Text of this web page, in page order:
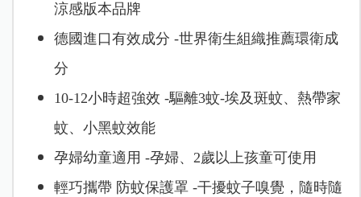
涼感版本品牌
德國進口有效成分 -世界衛生組織推薦環衛成
分
10-12小時超強效 -驅離3蚊-埃及斑蚊、熱帶家
蚊、小黑蚊效能
孕婦幼童適用 -孕婦、2歲以上孩童可使用
輕巧攜帶 防蚊保護罩 -干擾蚊子嗅覺，隨時隨